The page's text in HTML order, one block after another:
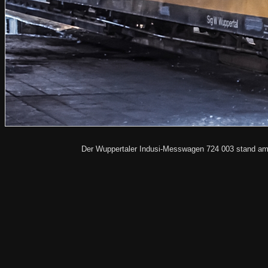
Der Wuppertaler Indusi-Messwagen 724 003 stand